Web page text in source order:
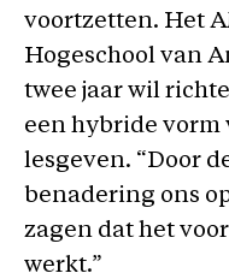
voortzetten. Het
Hogeschool van
twee jaar wil
een hybride
lesgeven. “Door
benadering ons
zagen dat het
werkt.”